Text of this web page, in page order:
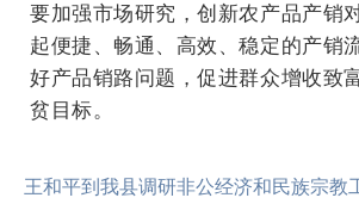
要加强市场研究，创新农产品产销
起便捷、畅通、高效、稳定的产销
好产品销路问题，促进群众增收致
贫目标。
王和平到我县调研非公经济和民族宗教